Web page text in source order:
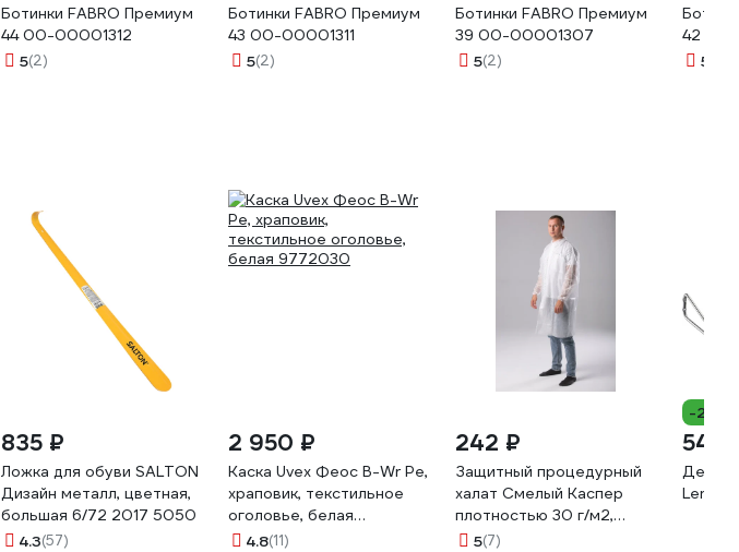
Ботинки FABRO Премиум
44 00-00001312
5(2)
Ботинки FABRO Премиум
43 00-00001311
5(2)
Ботинки FABRO Премиум
39 00-00001307
5(2)
42 00-
5
835 ₽
Ложка для обуви SALTON
Дизайн металл, цветная,
большая 6/72 2017 5050
4.3(57)
2 950 ₽
Каска Uvex Феос B-Wr Pe,
храповик, текстильное
оголовье, белая
9772030
4.8(11)
242 ₽
Защитный процедурный
халат Смелый Каспер
плотностью 30 г/м2,
размер 4XL 96634
5(7)
-22%
540
Lemax